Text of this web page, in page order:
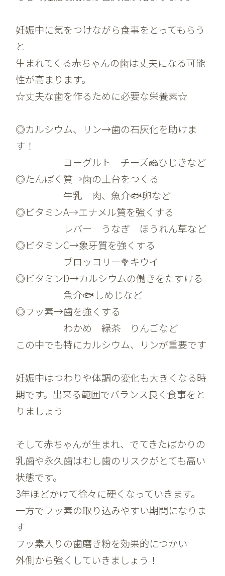
妊娠中に気をつけながら食事をとってもらう
と
生まれてくる赤ちゃんの歯は丈夫になる可能
性が高まります。
☆丈夫な歯を作るために必要な栄養素☆
◎カルシウム、リン→歯の石灰化を助けま
す！
ヨーグルト チーズ🧀ひじきなど
◎たんぱく質→歯の土台をつくる
牛乳 肉、魚介🐟卵など
◎ビタミンA→エナメル質を強くする
レバー うなぎ ほうれん草など
◎ビタミンC→象牙質を強くする
ブロッコリー🥦キウイ
◎ビタミンD→カルシウムの働きをたすける
魚介🐟しめじなど
◎フッ素→歯を強くする
わかめ 緑茶 りんごなど
この中でも特にカルシウム、リンが重要です
妊娠中はつわりや体調の変化も大きくなる時
期です。出来る範囲でバランス良く食事をと
りましょう
そして赤ちゃんが生まれ、でてきたばかりの
乳歯や永久歯はむし歯のリスクがとても高い
状態です。
3年ほどかけて徐々に硬くなっていきます。
一方でフッ素の取り込みやすい期間になりま
す
フッ素入りの歯磨き粉を効果的につかい
外側から強くしていきましょう！